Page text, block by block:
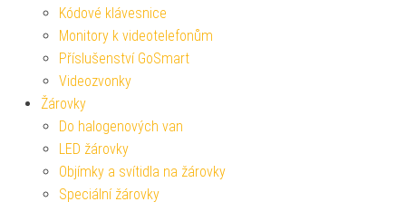
Kódové klávesnice
Monitory k videotelefonům
Příslušenství GoSmart
Videozvonky
Žárovky
Do halogenových van
LED žárovky
Objímky a svítidla na žárovky
Speciální žárovky